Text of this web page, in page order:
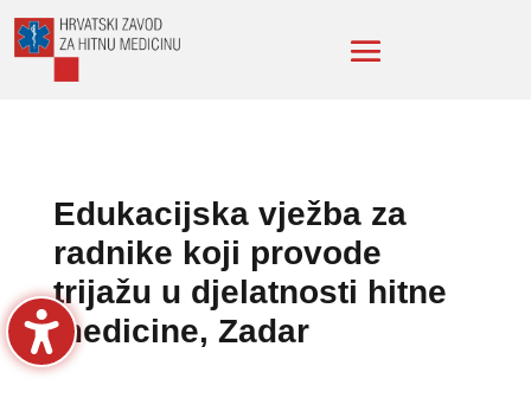
Edukacijska vježba za
radnike koji provode
trijažu u djelatnosti hitne
medicine, Zadar